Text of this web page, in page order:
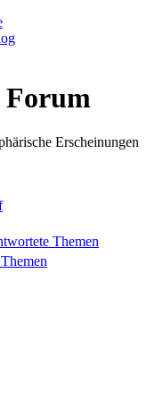
Forum
Erscheinungen
Themen